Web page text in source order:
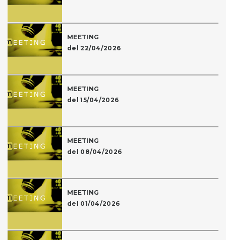
MEETING
del 22/04/2026
MEETING
del 15/04/2026
MEETING
del 08/04/2026
MEETING
del 01/04/2026